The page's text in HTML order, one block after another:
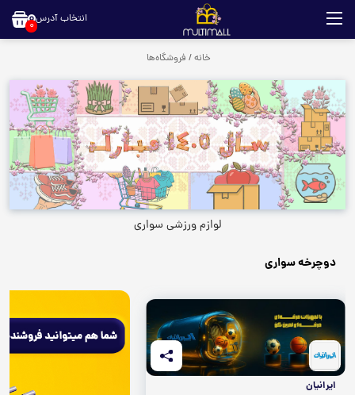
انتخاب آدرس0
خانه/ فروشگاه‌ها
لوازم ورزشی سواری
دوچرخه سواری
ایرانیان